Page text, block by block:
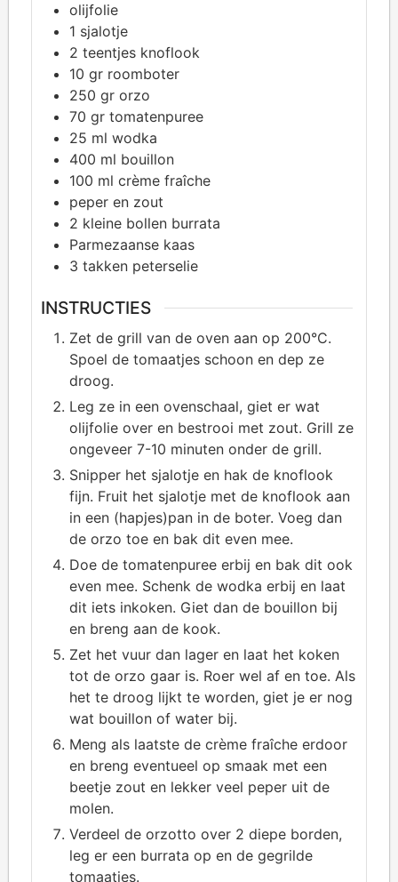
olijfolie
1 sjalotje
2 teentjes knoflook
10 gr roomboter
250 gr orzo
70 gr tomatenpuree
25 ml wodka
400 ml bouillon
100 ml crème fraîche
peper en zout
2 kleine bollen burrata
Parmezaanse kaas
3 takken peterselie
INSTRUCTIES
Zet de grill van de oven aan op 200°C.
Spoel de tomaatjes schoon en dep ze
droog.
Leg ze in een ovenschaal, giet er wat
olijfolie over en bestrooi met zout. Grill ze
ongeveer 7-10 minuten onder de grill.
Snipper het sjalotje en hak de knoflook
fijn. Fruit het sjalotje met de knoflook aan
in een (hapjes)pan in de boter. Voeg dan
de orzo toe en bak dit even mee.
Doe de tomatenpuree erbij en bak dit ook
even mee. Schenk de wodka erbij en laat
dit iets inkoken. Giet dan de bouillon bij
en breng aan de kook.
Zet het vuur dan lager en laat het koken
tot de orzo gaar is. Roer wel af en toe. Als
het te droog lijkt te worden, giet je er nog
wat bouillon of water bij.
Meng als laatste de crème fraîche erdoor
en breng eventueel op smaak met een
beetje zout en lekker veel peper uit de
molen.
Verdeel de orzotto over 2 diepe borden,
leg er een burrata op en de gegrilde
tomaatjes.